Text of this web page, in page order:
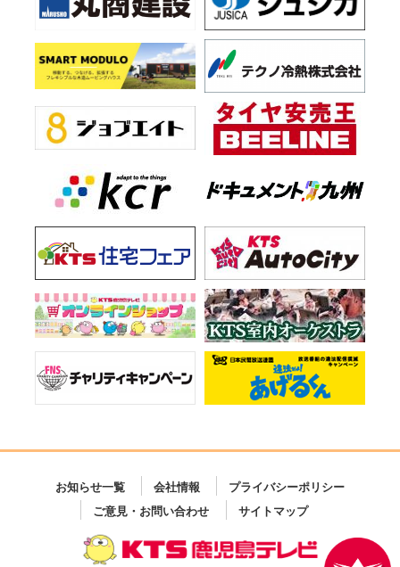
お知らせ一覧 会社情報
プライバシーポリシー
ご意見・お問い合わせ
サイトマップ